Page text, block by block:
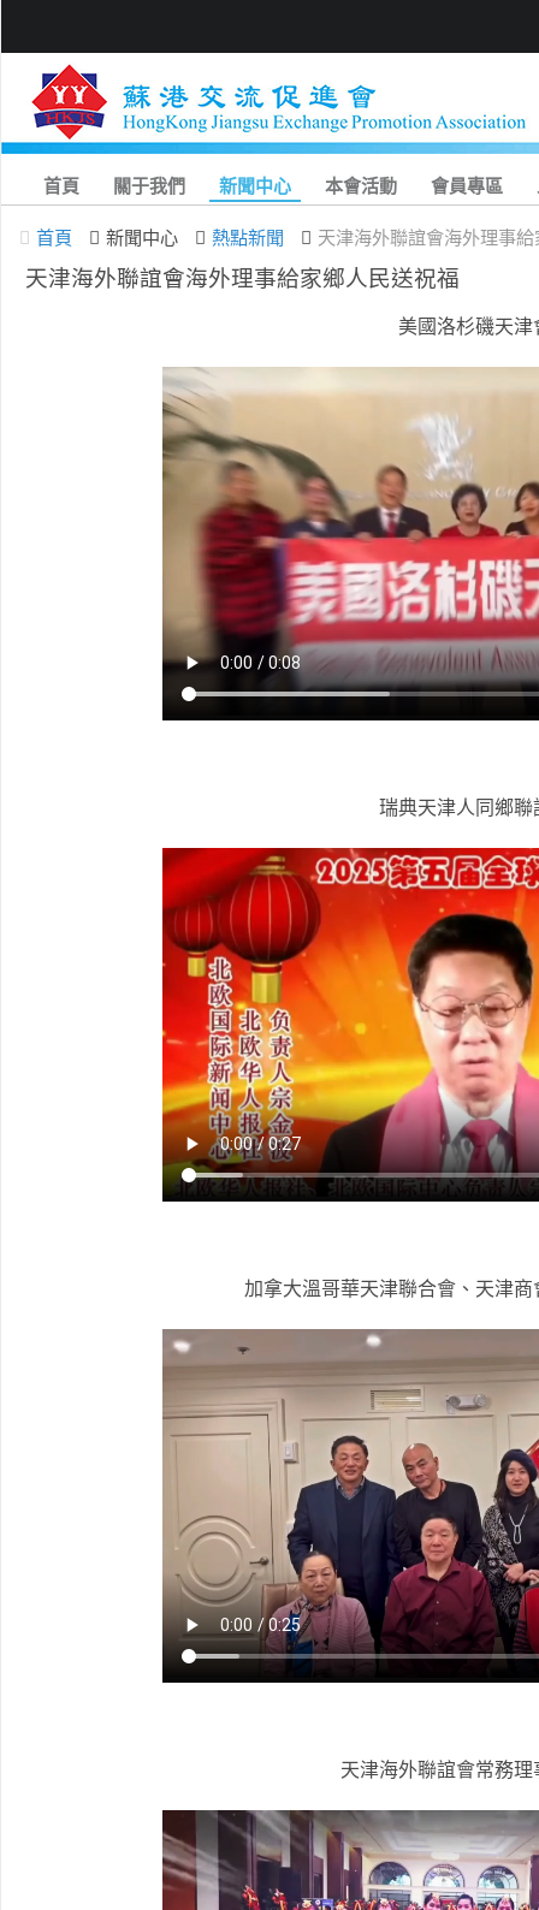
首頁 關于我們 新聞中心 本會活動 會員專區
首頁 新聞中心 熱點新聞 天津海外聯誼會海外理事
天津海外聯誼會海外理事給家鄉人民送祝福
美國洛杉磯天津
瑞典天津人同鄉聯
加拿大溫哥華天津聯合會、天津
天津海外聯誼會常務理